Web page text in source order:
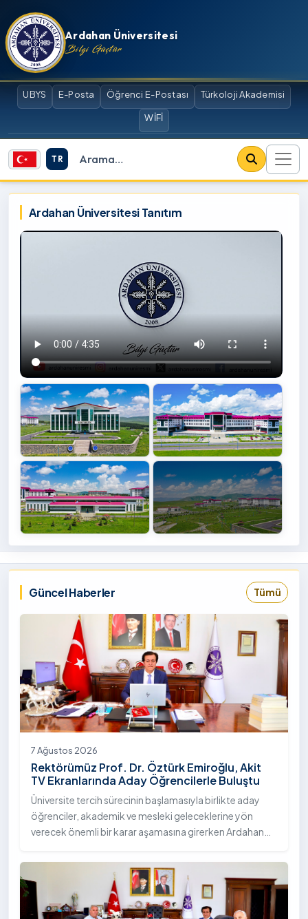
İçeriğe atla
Ardahan Üniversitesi
Bilgi Güçtür
UBYS E-Posta Öğrenci E-Postası Türkoloji Akademisi
WİFİ
TR
Site içi arama
Ardahan Üniversitesi
Ardahan Üniversitesi Tanıtım
İçin
Tıklayınız
Güncel Haberler Tümü
7 Ağustos 2026
Rektörümüz Prof. Dr. Öztürk Emiroğlu, Akit
TV Ekranlarında Aday Öğrencilerle Buluştu
Üniversite tercih sürecinin başlamasıyla birlikte aday
öğrenciler, akademik ve mesleki geleceklerine yön
verecek önemli bir karar aşamasına girerken Ardahan
yaklaşımı ve sunduğu akademik imkânlarla tercih
dönemindeki adaylarla buluşmayı sürdürüyor. Bu
kapsamda Üniversitemiz Rektörü Sayın Prof. Dr. Öztürk
Emiroğlu, moderatörlüğünü Murat Şahin’in yaptığı Akit